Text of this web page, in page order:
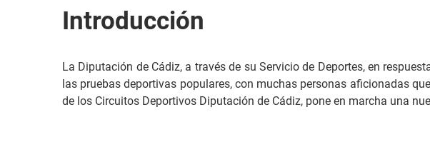
Introducción
La Diputación de Cádiz, a través de su Servicio de Deportes, en
las pruebas deportivas populares, con muchas personas aficionadas
de los Circuitos Deportivos Diputación de Cádiz, pone en marcha una